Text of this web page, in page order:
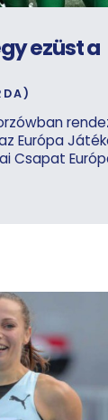
ezüst a
Európa
Csapat